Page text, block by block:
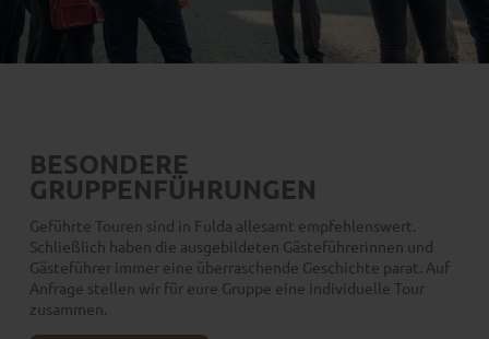
BESONDERE
GRUPPENFÜHRUNGEN
Geführte Touren sind in Fulda allesamt empfehlenswert.
Schließlich haben die ausgebildeten Gästeführerinnen und
Gästeführer immer eine überraschende Geschichte parat. Auf
Anfrage stellen wir für eure Gruppe eine individuelle Tour
zusammen.